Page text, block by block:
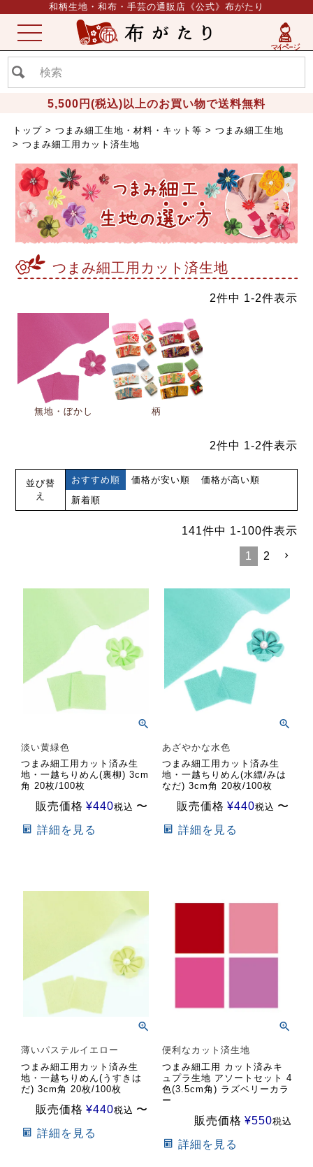
和柄生地・和布・手芸の通販店《公式》布がたり
5,500円(税込)以上のお買い物で送料無料
ME
NU
トップ つまみ細工生地・材料・キット等
つまみ細工生地
つまみ細工用カット済生地
つまみ細工用カット済生地
2件中 1-2件表示
無地・ぼかし 柄
2件中 1-2件表示
並び替
え
おすすめ順 価格が安い順
価格が高い順
新着順
141件中 1-100件表示
1 2
淡い黄緑色
つまみ細工用カット済み生
地・一越ちりめん(裏柳) 3cm
角 20枚/100枚
販売価格 ¥440税込 〜
詳細を見る
あざやかな水色
つまみ細工用カット済み生
地・一越ちりめん(水縹/みは
なだ) 3cm角 20枚/100枚
販売価格 ¥440税込 〜
詳細を見る
薄いパステルイエロー
つまみ細工用カット済み生
地・一越ちりめん(うすきは
だ) 3cm角 20枚/100枚
販売価格 ¥440税込 〜
詳細を見る
便利なカット済生地
つまみ細工用 カット済みキ
ュプラ生地 アソートセット 4
色(3.5cm角) ラズベリーカラ
ー
販売価格 ¥550税込
詳細を見る